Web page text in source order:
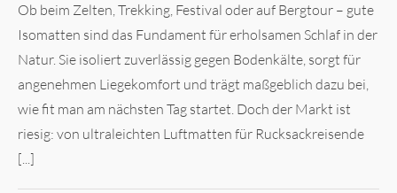
Ob beim Zelten, Trekking, Festival oder auf Bergtour – gute
Isomatten sind das Fundament für erholsamen Schlaf in der
Natur. Sie isoliert zuverlässig gegen Bodenkälte, sorgt für
angenehmen Liegekomfort und trägt maßgeblich dazu bei,
wie fit man am nächsten Tag startet. Doch der Markt ist
riesig: von ultraleichten Luftmatten für Rucksackreisende
[...]